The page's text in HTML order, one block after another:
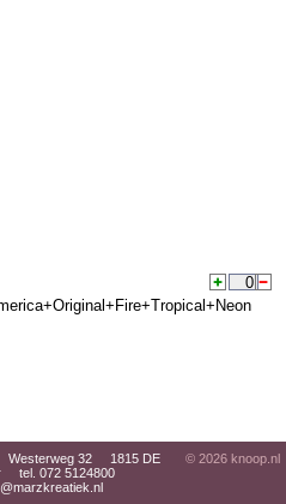
Westerweg 32 1815 DE
tel. 072 5124800
© 2026 knoop.nl